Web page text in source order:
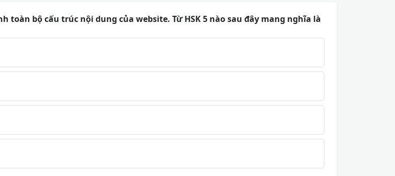
toàn bộ cấu trúc nội dung của website. Từ HSK 5 nào sau đây mang nghĩa là